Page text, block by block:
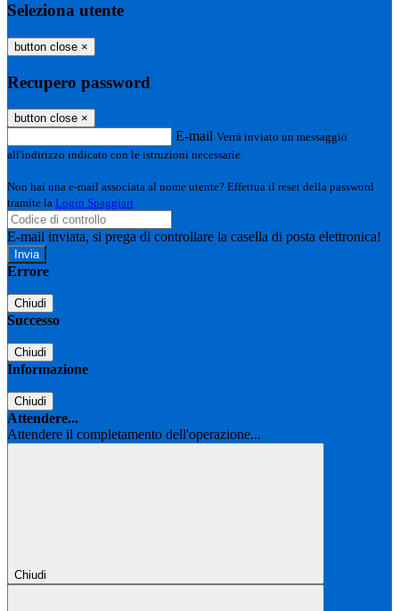
Seleziona utente
button close ×
Recupero password
button close ×
E-mail Verrà inviato un messaggio
all'indirizzo indicato con le istruzioni necessarie.
Non hai una e-mail associata al nome utente? Effettua il reset della password
tramite la Login Spaggiari
E-mail inviata, si prega di controllare la casella di posta elettronica!
Errore
Chiudi
Successo
Chiudi
Informazione
Chiudi
Attendere...
Attendere il completamento dell'operazione...
Chiudi